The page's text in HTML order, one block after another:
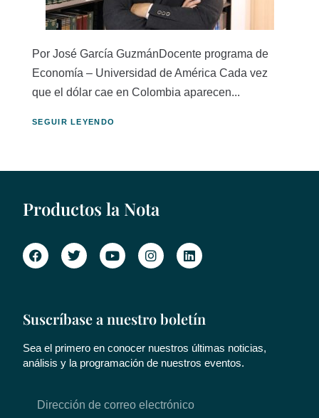
Por José García GuzmánDocente programa de
Economía – Universidad de América Cada vez
que el dólar cae en Colombia aparecen...
SEGUIR LEYENDO
Productos la Nota
Suscríbase a nuestro boletín
Sea el primero en conocer nuestros últimas noticias,
análisis y la programación de nuestros eventos.